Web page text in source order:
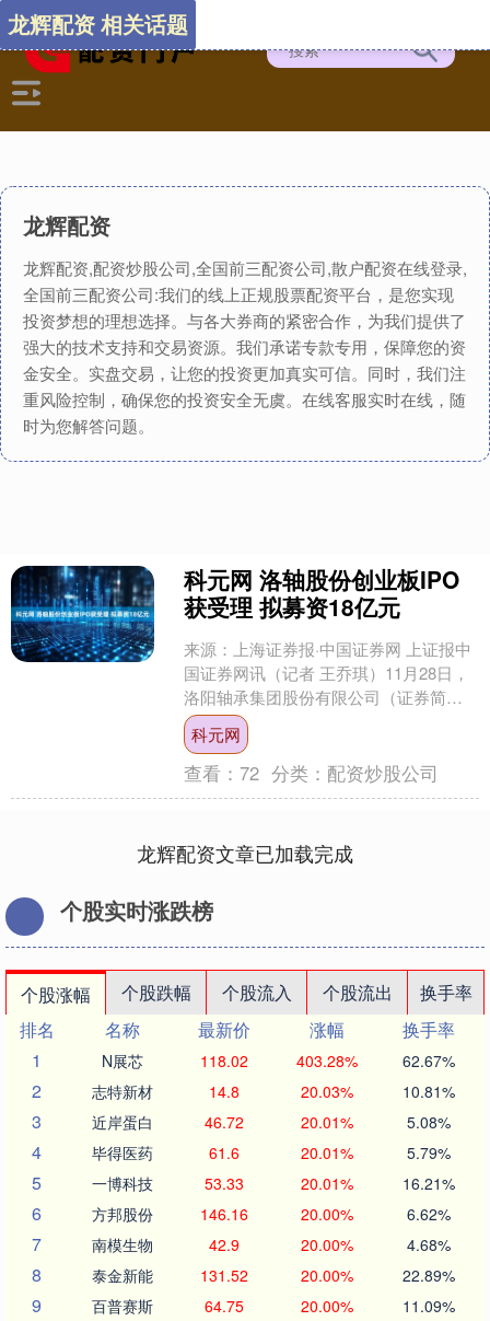
龙辉配资
龙辉配资,配资炒股公司,全国前三配资公司,散户配资在线登录,
全国前三配资公司:我们的线上正规股票配资平台，是您实现
投资梦想的理想选择。与各大券商的紧密合作，为我们提供了
强大的技术支持和交易资源。我们承诺专款专用，保障您的资
金安全。实盘交易，让您的投资更加真实可信。同时，我们注
重风险控制，确保您的投资安全无虞。在线客服实时在线，随
时为您解答问题。
龙辉配资 相关话题
科元网 洛轴股份创业板IPO
获受理 拟募资18亿元
来源：上海证券报·中国证券网 上证报中
国证券网讯（记者 王乔琪）11月28日，
洛阳轴承集团股份有限公司（证券简
称：洛轴股份）创业板IPO申请获深交所
受理，保荐机....
科元网
查看：72 分类： 配资炒股公司
龙辉配资文章已加载完成
个股实时涨跌榜
个股涨幅 个股跌幅 个股流入 个股流出
换手率
排名
名称 最新价 涨幅
换手率
1
N展芯 118.02 403.28% 62.67%
2 志特新材 14.8 20.03% 10.81%
3 近岸蛋白 46.72 20.01% 5.08%
4 毕得医药 61.6 20.01% 5.79%
5 一博科技 53.33 20.01% 16.21%
6 方邦股份 146.16 20.00% 6.62%
7 南模生物 42.9 20.00% 4.68%
8 泰金新能 131.52 20.00% 22.89%
9 百普赛斯 64.75 20.00% 11.09%